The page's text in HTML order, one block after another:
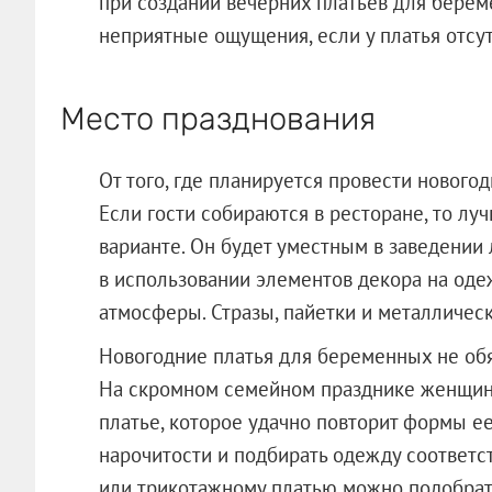
неприятные ощущения, если у платья
Место празднования
От того, где планируется провести
Если гости собираются в ресторане, то
варианте. Он будет уместным в заведении
в использовании элементов декора на
атмосферы. Стразы, пайетки и
Новогодние платья для беременных не
На скромном семейном празднике
платье, которое удачно повторит формы
нарочитости и подбирать одежду